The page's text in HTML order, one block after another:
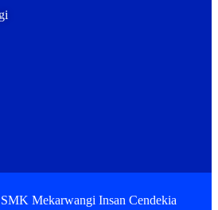
Mekarwangi Insan Cendekia